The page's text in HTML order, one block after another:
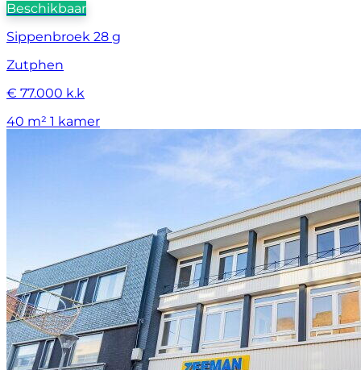
Beschikbaar
Sippenbroek 28 g
Zutphen
€ 77.000 k.k
40 m² 1 kamer